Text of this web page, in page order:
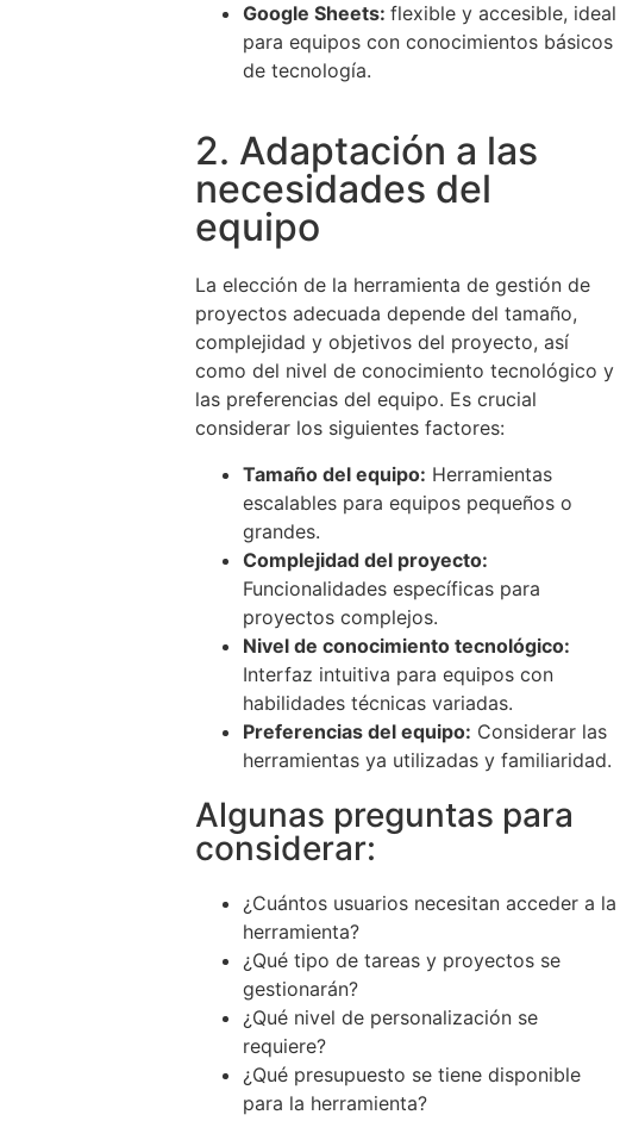
Google Sheets: flexible y accesible, ideal
para equipos con conocimientos básicos
de tecnología.
2. Adaptación a las
necesidades del
equipo
La elección de la herramienta de gestión de
proyectos adecuada depende del tamaño,
complejidad y objetivos del proyecto, así
como del nivel de conocimiento tecnológico y
las preferencias del equipo. Es crucial
considerar los siguientes factores:
Tamaño del equipo: Herramientas
escalables para equipos pequeños o
grandes.
Complejidad del proyecto:
Funcionalidades específicas para
proyectos complejos.
Nivel de conocimiento tecnológico:
Interfaz intuitiva para equipos con
habilidades técnicas variadas.
Preferencias del equipo: Considerar las
herramientas ya utilizadas y familiaridad.
Algunas preguntas para
considerar:
¿Cuántos usuarios necesitan acceder a la
herramienta?
¿Qué tipo de tareas y proyectos se
gestionarán?
¿Qué nivel de personalización se
requiere?
¿Qué presupuesto se tiene disponible
para la herramienta?